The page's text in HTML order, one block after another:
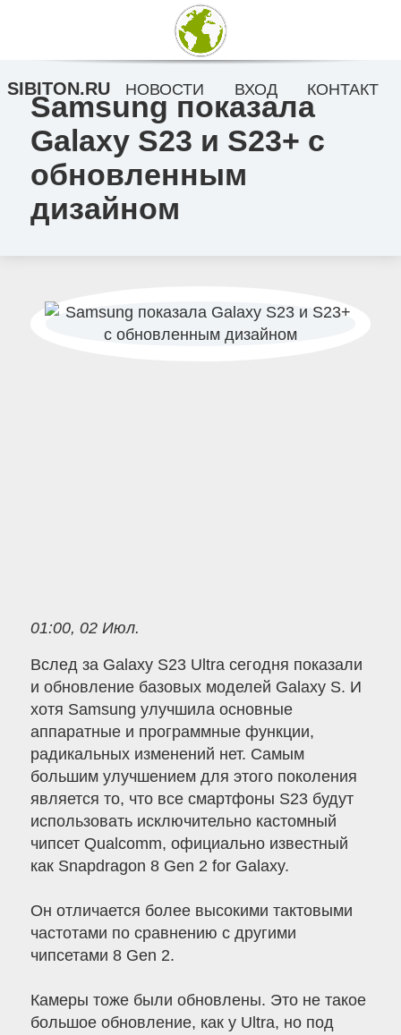
Samsung показала
Galaxy S23 и S23+ с
обновленным
дизайном
01:00, 02 Июл.
Вслед за Galaxy S23 Ultra сегодня показали
и обновление базовых моделей Galaxy S. И
хотя Samsung улучшила основные
аппаратные и программные функции,
радикальных изменений нет. Самым
большим улучшением для этого поколения
является то, что все смартфоны S23 будут
использовать исключительно кастомный
чипсет Qualcomm, официально известный
как Snapdragon 8 Gen 2 for Galaxy.
Он отличается более высокими тактовыми
частотами по сравнению с другими
чипсетами 8 Gen 2.
Камеры тоже были обновлены. Это не такое
большое обновление, как у Ultra, но под
SIBITON.RU НОВОСТИ ВХОД КОНТАКТ